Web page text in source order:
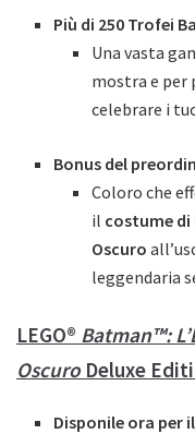
Più di 250 Trofei
Una vasta
mostra e per
celebrare i
Bonus del
Coloro che
il costume di
Oscuro
leggendaria
LEGO® Batman™:
Oscuro Deluxe
Disponile ora per